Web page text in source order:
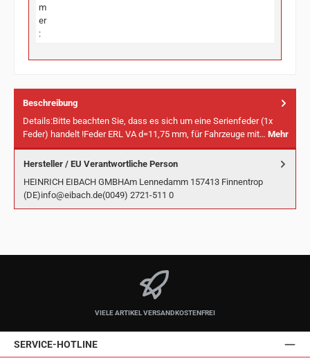
m
er
:
Beschreibung
Details:Bitte beachten Sie, dass es sich um eine Serienfeder (1x
Feder) handelt !Feder ERL VA d=11,75 mm, für Fahrzeuge mit… Mehr
Hersteller / EU Verantwortliche Person
HEINRICH EIBACH GMBHAm Lennedamm 157413 Finnentrop
(DE)info@eibach.de(0049) 2721-511 0
VIELE ARTIKEL VERSANDKOSTENFREI
SERVICE-HOTLINE